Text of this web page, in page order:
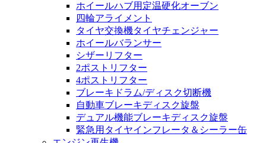
ホイールハブ用定温硬化オーブン
四輪アライメント
タイヤ交換機タイヤチェンジャー
ホイールバランサー
シザーリフター
2ポストリフター
4ポストリフター
ブレーキドラム/ディスク切断機
自動車ブレーキディスク旋盤
デュアル機能ブレーキディスク旋盤
緊急用タイヤインフレータ＆シーラー缶